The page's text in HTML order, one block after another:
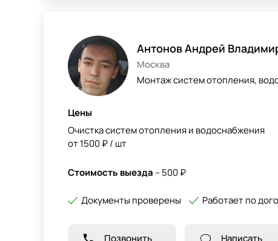
Антонов Андрей
Москва
Монтаж систем отопления,
Цены
Очистка систем отопления и водоснабжения
от 1500 ₽ / шт
Стоимость выезда – 500 ₽
Документы проверены Работает по
Позвонить Написать